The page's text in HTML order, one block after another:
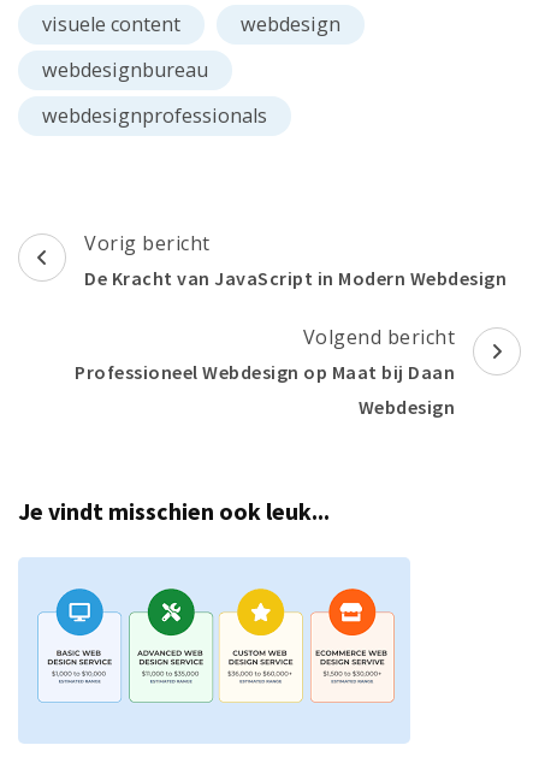
visuele content
webdesign
webdesignbureau
webdesignprofessionals
Berichtnavigatie
Vorig bericht
De Kracht van JavaScript in Modern Webdesign
Volgend bericht
Professioneel Webdesign op Maat bij Daan
Webdesign
Je vindt misschien ook leuk...